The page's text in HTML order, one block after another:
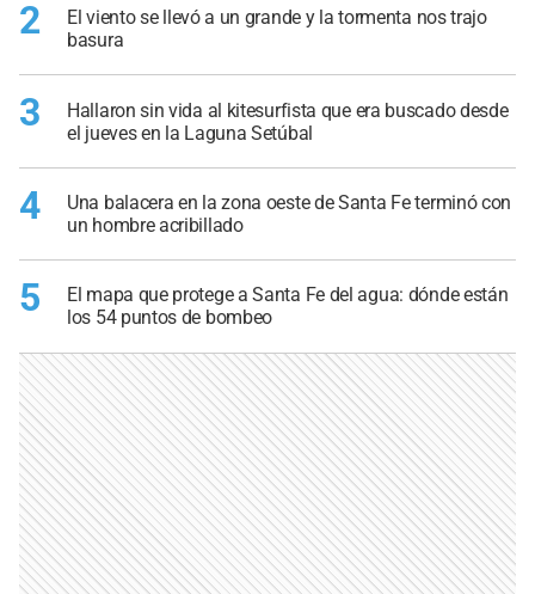
2
El viento se llevó a un grande y la tormenta nos trajo
basura
3
Hallaron sin vida al kitesurfista que era buscado desde
el jueves en la Laguna Setúbal
4
Una balacera en la zona oeste de Santa Fe terminó con
un hombre acribillado
5
El mapa que protege a Santa Fe del agua: dónde están
los 54 puntos de bombeo